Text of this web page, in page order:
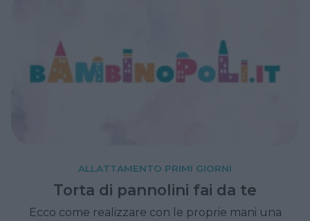
ALLATTAMENTO PRIMI GIORNI
Torta di pannolini fai da te
Ecco come realizzare con le proprie mani una